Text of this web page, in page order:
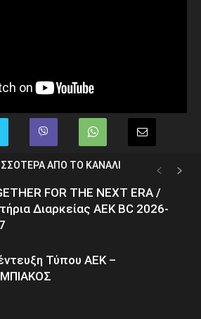
ΑΠΟ ΤΟ ΚΑΝΑΛΙ
FOR THE NEXT ERA /
Διαρκείας AEK BC 2026-
Τύπου ΑΕΚ –